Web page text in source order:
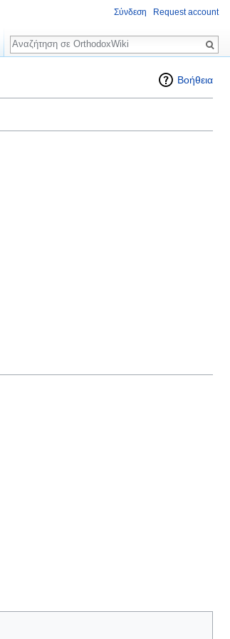
Βοήθεια
Σύνδεση Request account
Αναζήτηση